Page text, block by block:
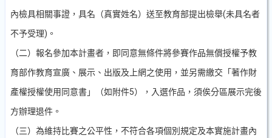
內檢具相關事證，具名（真實姓名）送至教育部提出檢舉(未具名者
不予受理) 。
（二）報名參加本計畫者，即同意無條件將參賽作品無償授權予教
育部作教育宣廣、展示、出版及上網之使用，並另需繳交「著作財
產權授權使用同意書」（如附件5），入選作品，須俟分區展示完後
方辦理退件。
（三）為維持比賽之公平性，不符合各項個別規定及本實施計畫內